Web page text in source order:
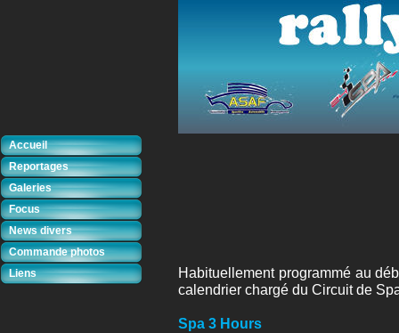
Accueil
Reportages
Galeries
Focus
News divers
Commande photos
Liens
Habituellement programmé au
calendrier chargé du Circuit de
Spa 3 Hours